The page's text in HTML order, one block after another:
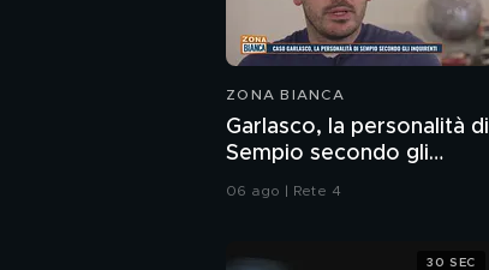
ZONA BIANCA
Garlasco, la personalità di
Sempio secondo gli
inquirenti
06 ago | Rete 4
30 SEC